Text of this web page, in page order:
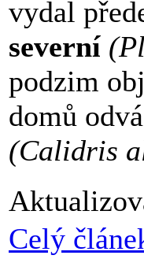
vydal
severní
podzim
domů
(Calidris
Celý